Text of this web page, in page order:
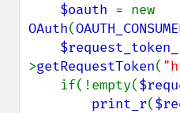
$oauth
OAuth(
>getRequestToken(
    if(!empty(
print_r(